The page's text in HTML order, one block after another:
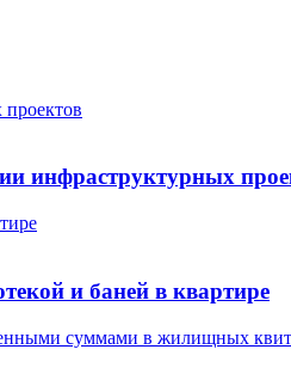
инфраструктурных
и баней в квартире
суммами в жилищных